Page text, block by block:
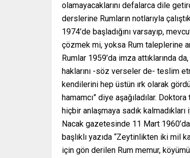
olamayacaklarını defalarca dile
derslerine Rumların notlarıyla
1974’de başladığını varsayıp,
çözmek mi, yoksa Rum taleplerine
Rumlar 1959’da imza attıklarında
haklarını -söz verseler de- teslim
kendilerini hep üstün ırk olarak
hamamcı” diye aşağıladılar.
hiçbir anlaşmaya sadık kalmadıkları
Nacak gazetesinde 11 Mart
başlıklı yazıda “Zeytinlikten iki mil
için gön derilen Rum memur,